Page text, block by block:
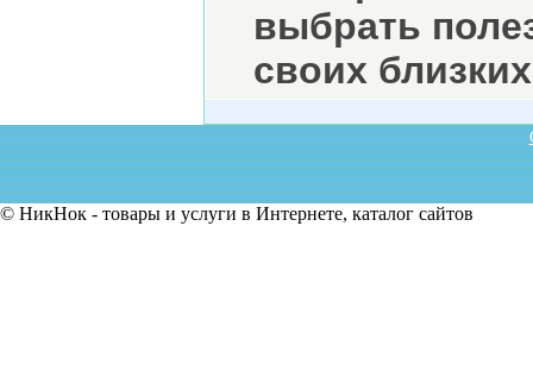
выбрать
своих
© НикНок - товары и услуги в Интернете, каталог сайтов